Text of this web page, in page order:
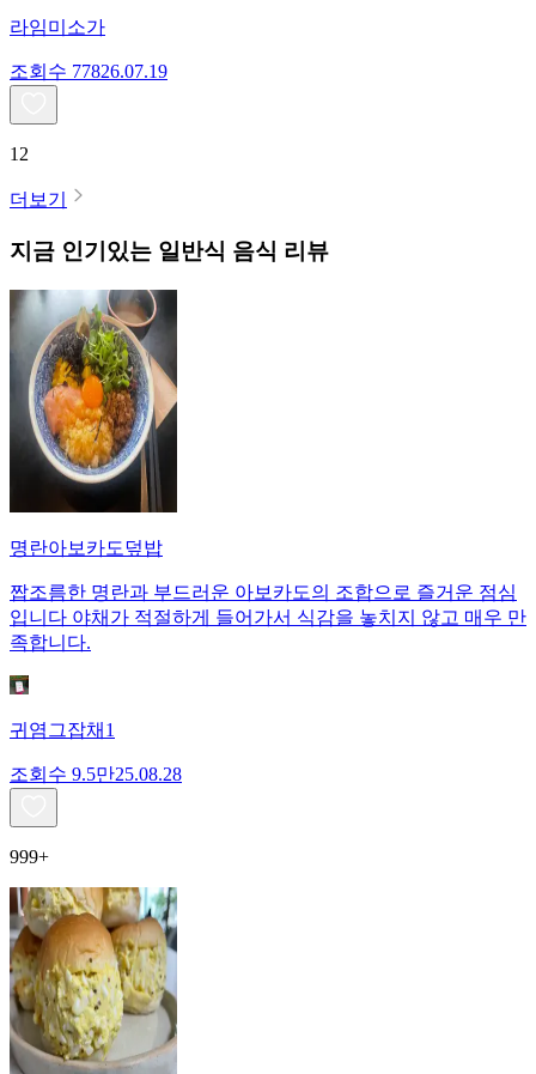
라임미소가
조회수 77826.07.19
12
더보기
지금 인기있는 일반식 음식 리뷰
명란아보카도덮밥
짭조름한 명란과 부드러운 아보카도의 조합으로 즐거운 점심
입니다 야채가 적절하게 들어가서 식감을 놓치지 않고 매우 만
족합니다.
귀염그잡채1
조회수 9.5만25.08.28
999+